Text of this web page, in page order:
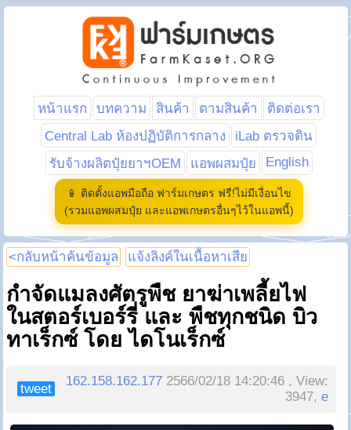
หน้าแรก บทความ สินค้า ตามสินค้า
ติดต่อเรา
Central Lab ห้องปฏิบัติการกลาง
iLab ตรวจดิน
รับจ้างผลิตปุ๋ยยาฯOEM
แอพผสมปุ๋ย English
📱 ติดตั้งแอพมือถือ ฟาร์มเกษตร ฟรี!ไม่มีเงื่อนไข
(รวมแอพผสมปุ๋ย และแอพเกษตรอื่นๆไว้ในแอพนี้)
<กลับหน้าค้นข้อมูล แจ้งลิงค์ในเนื้อหาเสีย
กำจัดแมลงศัตรูพืช ยาฆ่าเพลี้ยไฟ
ในสตอร์เบอร์รี่ และ พืชทุกชนิด บิว
ทาเร็กซ์ โดย ไดโนเร็กซ์
tweet
162.158.162.177 2566/02/18 14:20:46 , View:
3947,e